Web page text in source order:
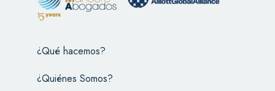
¿Qué hacemos?
¿Quiénes Somos?